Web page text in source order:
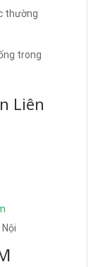
thường
trong
Liên